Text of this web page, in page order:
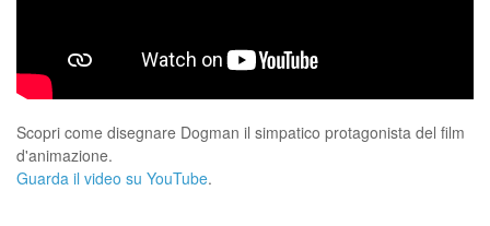
Scopri come disegnare Dogman il simpatico protagonista del film
d'animazione.
Guarda il video su YouTube.